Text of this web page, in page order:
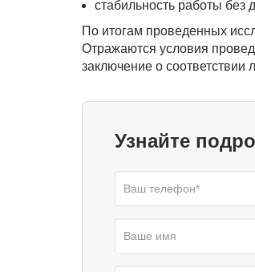
стабильность работы без
По итогам проведенных
Отражаются условия
заключение о
Узнайте